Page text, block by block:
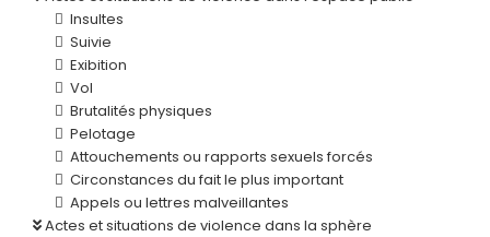
Insultes
Suivie
Exibition
Vol
Brutalités physiques
Pelotage
Attouchements ou rapports sexuels forcés
Circonstances du fait le plus important
Appels ou lettres malveillantes
Actes et situations de violence dans la sphère